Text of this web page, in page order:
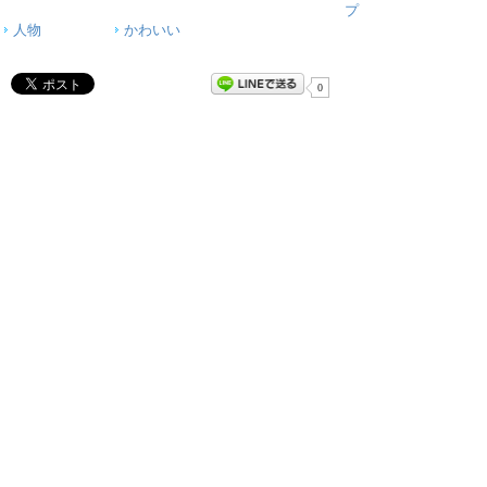
プ
人物
かわいい
0